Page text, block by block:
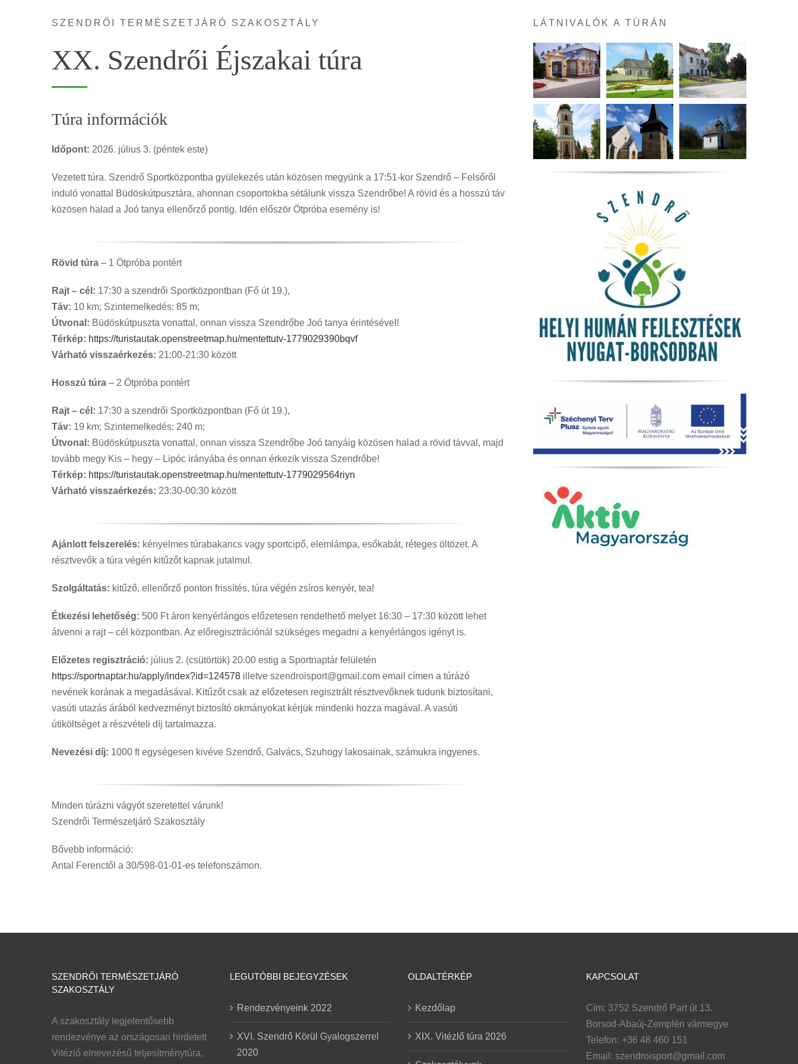
SZENDRŐI TERMÉSZETJÁRÓ SZAKOSZTÁLY
XX. Szendrői Éjszakai túra
Túra információk
Időpont: 2026. július 3. (péntek este)
Vezetett túra. Szendrő Sportközpontba gyülekezés után közösen megyünk a 17:51-kor Szendrő – Felsőről
induló vonattal Büdöskútpusztára, ahonnan csoportokba sétálunk vissza Szendrőbe! A rövid és a hosszú táv
közösen halad a Joó tanya ellenőrző pontig. Idén először Ötpróba esemény is!
Rövid túra – 1 Ötpróba pontért
Rajt – cél: 17:30 a szendrői Sportközpontban (Fő út 19.),
Táv: 10 km; Szintemelkedés: 85 m;
Útvonal: Büdöskútpuszta vonattal, onnan vissza Szendrőbe Joó tanya érintésével!
Térkép: https://turistautak.openstreetmap.hu/mentettutv-1779029390bqvf
Várható visszaérkezés: 21:00-21:30 között
Hosszú túra – 2 Ötpróba pontért
Rajt – cél: 17:30 a szendrői Sportközpontban (Fő út 19.),
Táv: 19 km; Szintemelkedés: 240 m;
Útvonal: Büdöskútpuszta vonattal, onnan vissza Szendrőbe Joó tanyáig közösen halad a rövid távval, majd
tovább megy Kis – hegy – Lipóc irányába és onnan érkezik vissza Szendrőbe!
Térkép: https://turistautak.openstreetmap.hu/mentettutv-1779029564riyn
Várható visszaérkezés: 23:30-00:30 között
Ajánlott felszerelés: kényelmes túrabakancs vagy sportcipő, elemlámpa, esőkabát, réteges öltözet. A
résztvevők a túra végén kitűzőt kapnak jutalmul.
Szolgáltatás: kitűző, ellenőrző ponton frissítés, túra végén zsíros kenyér, tea!
Étkezési lehetőség: 500 Ft áron kenyérlángos előzetesen rendelhető melyet 16:30 – 17:30 között lehet
átvenni a rajt – cél központban. Az előregisztrációnál szükséges megadni a kenyérlángos igényt is.
Előzetes regisztráció: július 2. (csütörtök) 20.00 estig a Sportnaptár felületén
https://sportnaptar.hu/apply/index?id=124578 illetve szendroisport@gmail.com email címen a túrázó
nevének korának a megadásával. Kitűzőt csak az előzetesen regisztrált résztvevőknek tudunk biztosítani,
vasúti utazás árából kedvezményt biztosító okmányokat kérjük mindenki hozza magával. A vasúti
útiköltséget a részvételi díj tartalmazza.
Nevezési díj: 1000 ft egységesen kivéve Szendrő, Galvács, Szuhogy lakosainak, számukra ingyenes.
Minden túrázni vágyót szeretettel várunk!
Szendrői Természetjáró Szakosztály
Bővebb információ:
Antal Ferenctől a 30/598-01-01-es telefonszámon.
LÁTNIVALÓK A TÚRÁN
SZENDRŐI TERMÉSZETJÁRÓ
SZAKOSZTÁLY
A szakosztály legjelentősebb
rendezvénye az országosan hirdetett
Vitézlő elnevezésű teljesítménytúra,
LEGUTÓBBI BEJEGYZÉSEK
Rendezvényeink 2022
XVI. Szendrő Körül Gyalogszerrel
2020
OLDALTÉRKÉP
Kezdőlap
XIX. Vitézlő túra 2026
KAPCSOLAT
Cím: 3752 Szendrő Part út 13.
Borsod-Abaúj-Zemplén vármegye
Telefon: +36 48 460 151
Email: szendroisport@gmail.com